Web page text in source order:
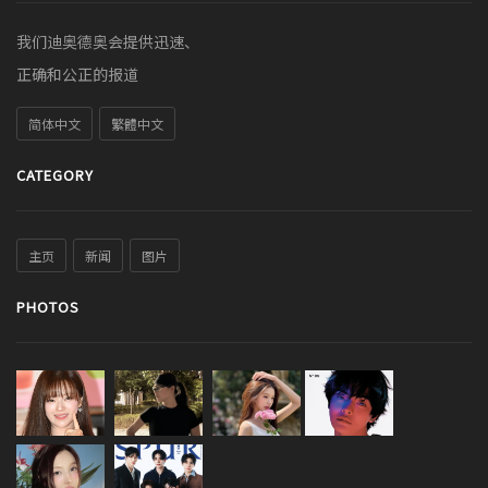
我们迪奥德奥会提供迅速、
正确和公正的报道
简体中文 繁體中文
CATEGORY
主页 新闻 图片
PHOTOS